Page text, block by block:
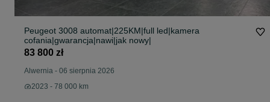
Peugeot 3008 automat|225KM|full led|kamera
cofania|gwarancja|nawi|jak nowy|
83 800 zł
Alwernia - 06 sierpnia 2026
2023 - 78 000 km